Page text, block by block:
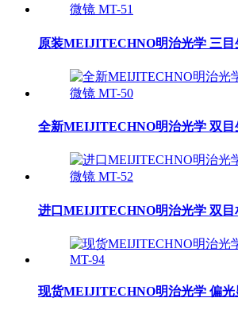
原装MEIJITECHNO明治光学 三目
全新MEIJITECHNO明治光学 双目
进口MEIJITECHNO明治光学 双目
现货MEIJITECHNO明治光学 偏光